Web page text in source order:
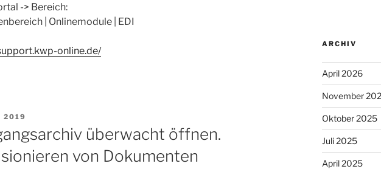
-> Bereich:
| Onlinemodule | EDI
online.de/
2019
überwacht öffnen.
von Dokumenten
ARCHIV
April 2026
November
Oktober 2025
Juli 2025
April 2025